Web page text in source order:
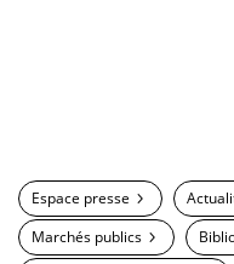
Espace presse
Marchés publics